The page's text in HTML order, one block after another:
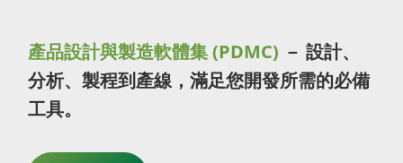
產品設計與製造軟體集 (PDMC) － 設計、
分析、製程到產線，滿足您開發所需的必備
工具。